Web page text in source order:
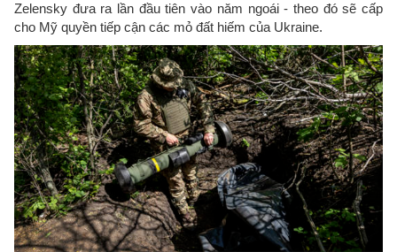
Zelensky đưa ra lần đầu tiên vào năm ngoái - theo đó sẽ cấp
cho Mỹ quyền tiếp cận các mỏ đất hiếm của Ukraine.